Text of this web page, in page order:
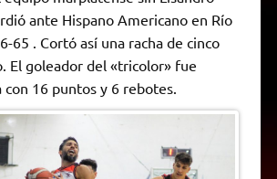
n
g
e
i
n
k
F
r
i
n
d
l
y
ante Hispano Americano en Río
65 . Cortó así una racha de cinco
El goleador del «tricolor» fue
con 16 puntos y 6 rebotes.